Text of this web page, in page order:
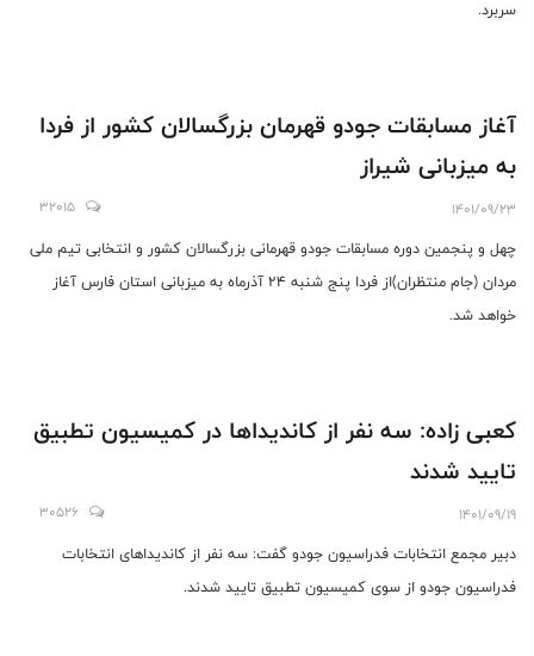
سربرد.
آغاز مسابقات جودو قهرمان بزرگسالان کشور از فردا
به میزبانی شیراز
1401/09/23
32015
چهل و پنجمین دوره مسابقات جودو قهرمانی بزرگسالان کشور و انتخابی تیم ملی
مردان (جام منتظران)از فردا پنج شنبه ۲۴ آذرماه به میزبانی استان فارس آغاز
خواهد شد.
کعبی زاده: سه نفر از کاندیداها در کمیسیون تطبیق
تایید شدند
1401/09/19
30526
دبیر مجمع انتخابات فدراسیون جودو گفت: سه نفر از کاندیداهای انتخابات
فدراسیون جودو از سوی کمیسیون تطبیق تایید شدند.